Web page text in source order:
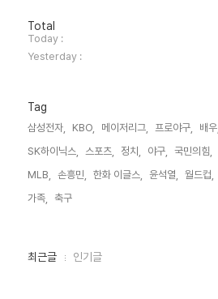
방
문
자
수
Total
Today :
Yesterday :
Tag
삼성전자, KBO, 메이저리그, 프로야구, 배우,
SK하이닉스,
스포츠, 정치, 야구, 국민의힘,
MLB,
손흥민, 한화 이글스, 윤석열, 월드컵,
가족,
축구,
최
최근글 인기글